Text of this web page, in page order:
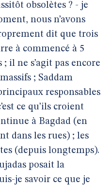
obsolètes ? - je
nous n’avons
dit que trois
à commencé à 5
il ne s’agit pas encore
; Saddam
responsables
ce qu’ils croient
à Bagdad (en
dans les rues) ; les
(depuis longtemps).
posait la
je savoir ce que je